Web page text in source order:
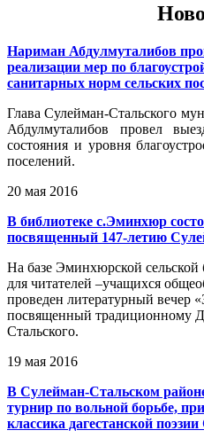
Нариман Абдулмуталибов
реализации мер по
санитарных норм сельских
Глава Сулейман-Стальского
Абдулмуталибов провел
состояния и уровня
поселений.
20 мая 2016
В библиотеке с.Эминхюр
посвященный 147-летию
На базе Эминхюрской сельской
для читателей –учащихся
проведен литературный вечер
посвященный традиционному
Стальского.
19 мая 2016
В Сулейман-Стальском
турнир по вольной борьбе,
классика дагестанской